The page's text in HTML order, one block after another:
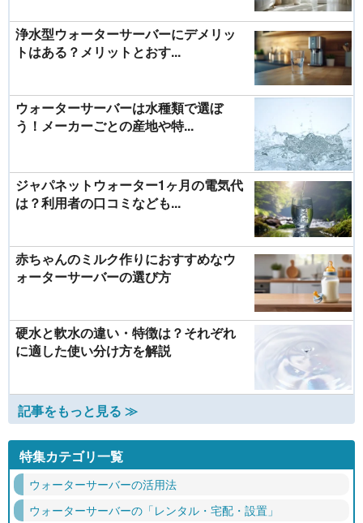
浄水型ウォーターサーバーにデメリッ
トはある？メリットとおす...
ウォーターサーバーは水種類で選ぼ
う！メーカーごとの産地や特...
ジャパネットウォーター1ヶ月の電気代
は？利用者の口コミなども...
赤ちゃんのミルク作りにおすすめなウ
ォーターサーバーの選び方
硬水と軟水の違い・特徴は？それぞれ
に適した使い分け方を解説
記事をもっと見る ≫
特集カテゴリ一覧
ウォーターサーバーの活用法
ウォーターサーバーの「レンタル・宅配・設置」